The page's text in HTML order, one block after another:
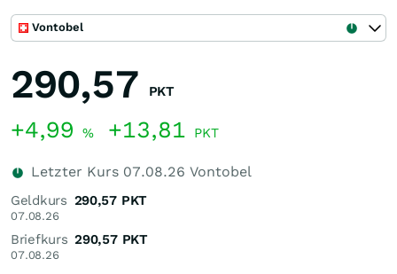
Vontobel
290,57 PKT
+4,99 % +13,81 PKT
Letzter Kurs 07.08.26 Vontobel
Geldkurs
07.08.26
290,57 PKT
Briefkurs
07.08.26
290,57 PKT